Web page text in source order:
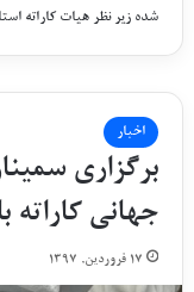
شده زیر نظر هیات کاراته
اخبار
برگزاری
جهانی
۱۷ فروردین, ۱۳۹۷